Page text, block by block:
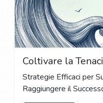
Strategie Efficaci per
Raggiungere il